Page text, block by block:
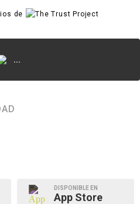
de
...
DISPONIBLE EN
App Store